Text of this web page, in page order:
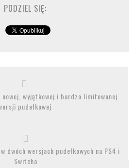
PODZIEL SIĘ:
nowej, wyjątkowej i bardzo limitowanej
pudełkowej
dwóch wersjach pudełkowych na PS4 i
Switcha